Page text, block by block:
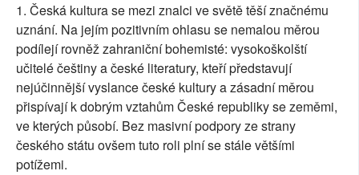
1. Česká kultura se mezi znalci ve světě těší značnému
uznání. Na jejím pozitivním ohlasu se nemalou měrou
podílejí rovněž zahraniční bohemisté: vysokoškolští
učitelé češtiny a české literatury, kteří představují
nejúčinnější vyslance české kultury a zásadní měrou
přispívají k dobrým vztahům České republiky se zeměmi,
ve kterých působí. Bez masivní podpory ze strany
českého státu ovšem tuto roli plní se stále většími
potížemi.